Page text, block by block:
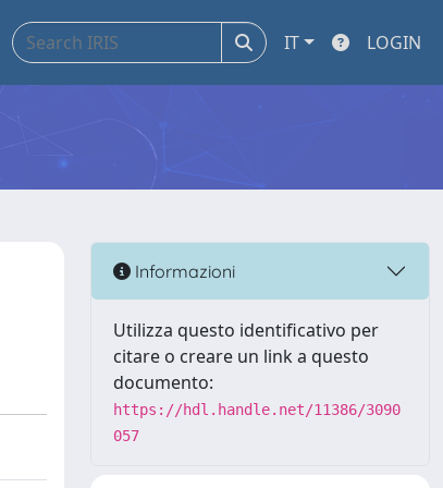
IT LOGIN
Informazioni
Utilizza questo identificativo per
citare o creare un link a questo
documento:
https://hdl.handle.net/11386/3090
057